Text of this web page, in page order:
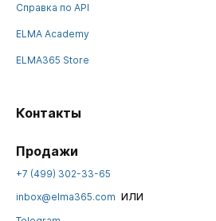
Справка по API
ELMA Academy
ELMA365 Store
Контакты
Продажи
+7 (499) 302-33-65
inbox@elma365.com или